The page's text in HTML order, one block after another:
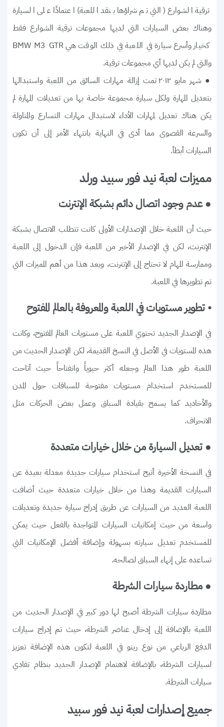
ترقية الشوارع (التي تم شراؤها بنقد اللعبة) اعتمادًا على السيارة
وهناك بعض السيارات التي لديها مجموعات ترقية الشوارع فقط
كخيار وأسرع سيارة في اللعبة في ذلك الوقت هي BMW M3 GTR
والتي لم يكن لديها أي مجموعات ترقية.
● شهر مايو ٢٠١٢ تمت إزالة مهارات السائق من اللعبة واستبدالها
بتعديل المهارة ولكل سيارة مجموعة خاصة بها من تعديلات المهارة لم
يكن هناك تعديل لمهارات الأداء لاستبدال مهارات التسارع والمناولة
والسرعة القصوى مما أدى في النهاية بانتهاء الأمر إلى أن تكون
السيارات أبطأ.
مميزات لعبة نيد فور سبيد ورلد
● عدم وجود اتصال دائم بشبكة الإنترنت
حيث أن اللعبة خلال الإصدارات الأولى كانت تتطلب الاتصال بشبكة
الإنترنت، لكن في الإصدار الأخير من اللعبة فإن الدخول إلى اللعبة
وممارسة المهام لا تحتاج إلى الإنترنت، ويعد هذا من أهم المميزات التي
تم تطويرها في اللعبة.
• تطوير مستويات في اللعبة والمعروفة بالعالم المفتوح
في الإصدار الجديد تحتوي اللعبة على مستويات العالم المفتوح، وكانت
هذه المستويات في الأصل في النسخ القديمة، لكن الإصدار الحديث من
اللعبة طور هذا العالم وجعله أكثر حيوياً وانفتاحاً حيث أتاحت
للمستخدم استخدام مستويات مفتوحة للسباقات حول المدن
والأخاديد كما يسمح بقيادة السباق وعمل بعض الحركات مثل
الانحراف.
● تعديل السيارة من خلال خيارات متعددة
في النسخة الأخيرة أتيح استخدام سيارات جديدة معدلة بعيدة عن
السيارات القديمة وهذا من خلال خيارات متعددة حيث أضافت
اللعبة العديد من السيارات عن طريق إدراج سيارة جديدة وتعديلات
واسعة من حيث إمكانيات السيارات المتواجدة بالفعل حيث يمكن
للمستخدم تعديل سيارته بسهولة وإضافة أفضل الإمكانيات التي
تساعده على إنهاء السباق لصالحه.
● مطاردة سيارات الشرطة
مطاردة سيارات الشرطة أصبح لها دور كبير في الإصدار الحديث من
اللعبة بالإضافة إلى إدخال عناصر الشرطة، حيث تم إدراج سيارات
الدفع الرباعي من نوع رينو في اللعبة لتكون هذه الإضافة تعزيز
لسيارات الشرطة، بالإضافة لاهتمام الإصدار الجديد بنظام تفادي
سيارات الشرطة.
جميع إصدارات لعبة نيد فور سبيد